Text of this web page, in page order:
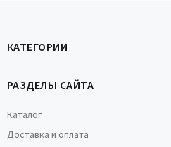
КАТЕГОРИИ
РАЗДЕЛЫ САЙТА
Каталог
Доставка и оплата